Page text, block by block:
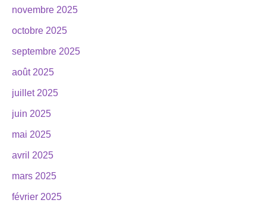
novembre 2025
octobre 2025
septembre 2025
août 2025
juillet 2025
juin 2025
mai 2025
avril 2025
mars 2025
février 2025